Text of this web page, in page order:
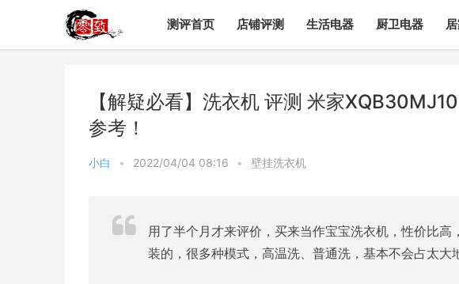
测评首页 店铺评测 生活电器 厨卫电器
【解疑必看】洗衣机 评测 米家
参考！
小白 • 2022/04/04 08:16 • 壁挂洗衣机
用了半个月才来评价，买来当作宝宝洗衣机，性价比
装的，很多种模式，高温洗、普通洗，基本不会占太大